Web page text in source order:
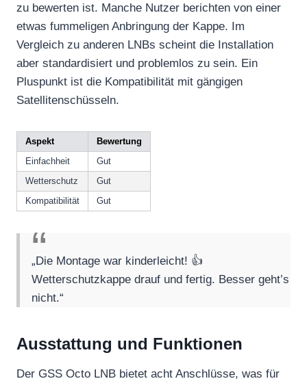
zu bewerten ist. Manche Nutzer berichten von einer
etwas fummeligen Anbringung der Kappe. Im
Vergleich zu anderen LNBs scheint die Installation
aber standardisiert und problemlos zu sein. Ein
Pluspunkt ist die Kompatibilität mit gängigen
Satellitenschüsseln.
Aspekt
Bewertung
Einfachheit
Gut
Wetterschutz
Gut
Kompatibilität
Gut
„Die Montage war kinderleicht! 👍
Wetterschutzkappe drauf und fertig. Besser geht’s
nicht.“
Ausstattung und Funktionen
Der GSS Octo LNB bietet acht Anschlüsse, was für